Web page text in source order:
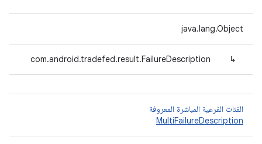
java.lang.Object
↳
com.android.tradefed.result.FailureDescription
الفئات الفرعية المباشرة المعروفة
MultiFailureDescription